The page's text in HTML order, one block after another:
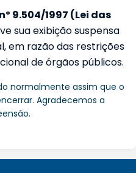
9.504/1997 (Lei das
sua exibição suspensa
em razão das restrições
de órgãos públicos.
normalmente assim que o
Agradecemos a